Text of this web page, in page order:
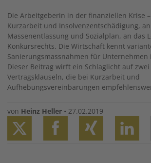
Die Arbeitgeberin in der finanziellen Krise
Kurzarbeit und Insolvenzentschädigung, an
Massenentlassung und Sozialplan, an das
Konkursrechts. Die Wirtschaft kennt
Sanierungsmassnahmen für Unternehmen
Dieser Beitrag wirft ein Schlaglicht auf
Vertragsklauseln, die bei Kurzarbeit und
Aufhebungsvereinbarungen
von Heinz Heller • 27.02.2019